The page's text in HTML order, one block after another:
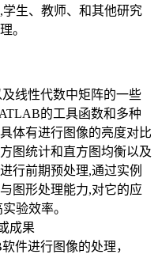
生、教师、和其他研究
。
线性代数中矩阵的一些
的工具函数和多种
体有进行图像的亮度对比
图统计和直方图均衡以及
行前期预处理,通过实例
图形处理能力,对它的应
验效率。
成果
件进行图像的处理，